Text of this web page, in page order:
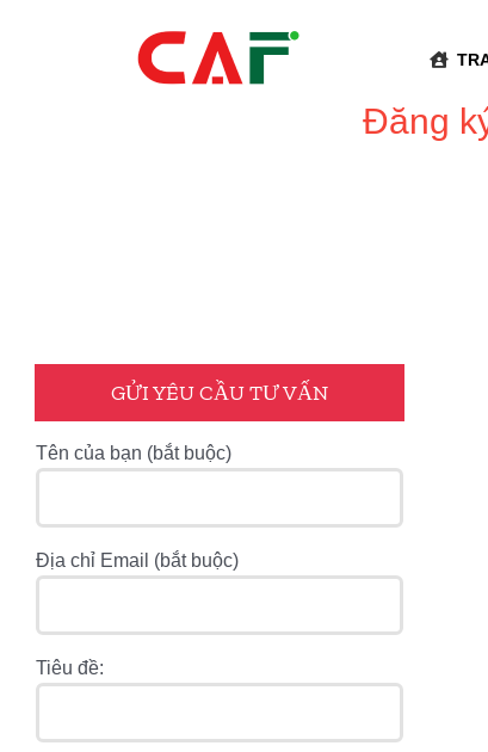
Đăng
GỬI YÊU CẦU TƯ VẤN
Tên của bạn (bắt buộc)
Địa chỉ Email (bắt buộc)
Tiêu đề: